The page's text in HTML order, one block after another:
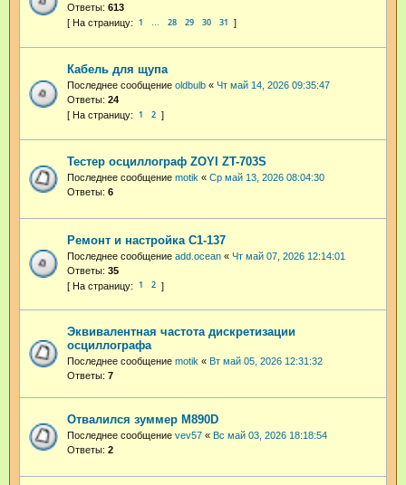
Ответы: 613
1 … 28 29 30 31
Кабель для щупа
Последнее сообщение oldbulb « Чт май 14, 2026 09:35:47
Ответы: 24
1 2
Тестер осциллограф ZOYI ZT-703S
Последнее сообщение motik « Ср май 13, 2026 08:04:30
Ответы: 6
Ремонт и настройка С1-137
Последнее сообщение add.ocean « Чт май 07, 2026 12:14:01
Ответы: 35
1 2
Эквивалентная частота дискретизации
осциллографа
Последнее сообщение motik « Вт май 05, 2026 12:31:32
Ответы: 7
Отвалился зуммер M890D
Последнее сообщение vev57 « Вс май 03, 2026 18:18:54
Ответы: 2